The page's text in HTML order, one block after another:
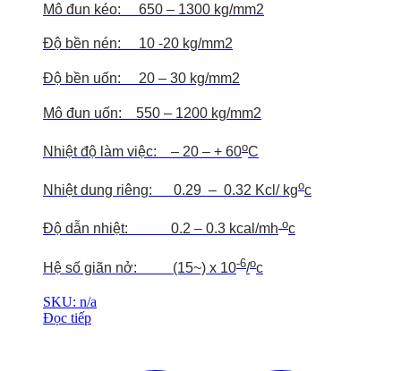
Mô đun kéo: 650 – 1300 kg/mm2
Độ bền nén: 10 -20 kg/mm2
Độ bền uốn: 20 – 30 kg/mm2
Mô đun uốn: 550 – 1200 kg/mm2
Nhiệt độ làm việc: – 20 – + 60oC
Nhiệt dung riêng: 0.29 – 0.32 Kcl/ kgoc
Độ dẫn nhiệt: 0.2 – 0.3 kcal/mh oc
Hệ số giãn nở: (15~) x 10-6/oc
SKU: n/a
Đọc tiếp